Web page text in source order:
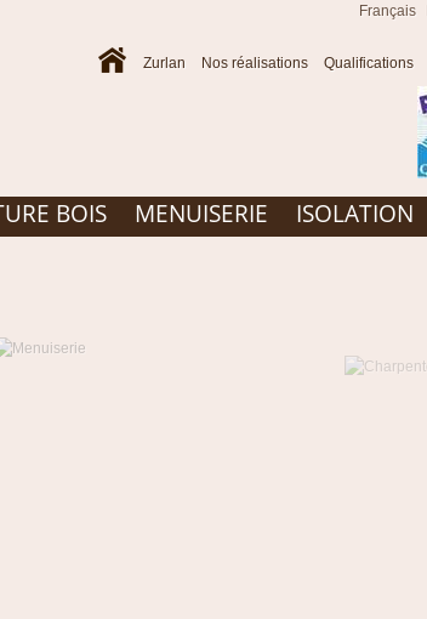
Français
Zurlan Nos réalisations Qualifications
BOIS MENUISERIE ISOLATION